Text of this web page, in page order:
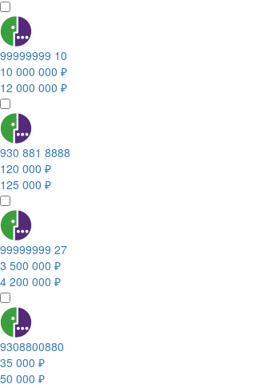
99999999 10
10 000 000 ₽
12 000 000 ₽
930 881 8888
120 000 ₽
125 000 ₽
99999999 27
3 500 000 ₽
4 200 000 ₽
9308800880
35 000 ₽
50 000 ₽